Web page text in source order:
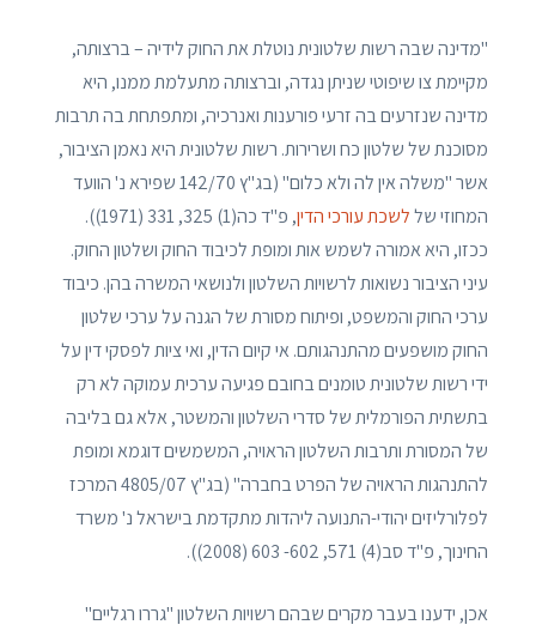
"מדינה שבה רשות שלטונית נוטלת את החוק לידיה – ברצותה,
מקיימת צו שיפוטי שניתן נגדה, וברצותה מתעלמת ממנו, היא
מדינה שנזרעים בה זרעי פורענות ואנרכיה, ומתפתחת בה תרבות
מסוכנת של שלטון כח ושרירות. רשות שלטונית היא נאמן הציבור,
אשר "משלה אין לה ולא כלום" (בג"ץ 142/70 שפירא נ' הוועד
המחוזי שללשכת עורכי הדין
, פ"ד כה(1) 325, 331 (1971)).
ככזו, היא אמורה לשמש אות ומופת לכיבוד החוק ושלטון החוק.
עיני הציבור נשואות לרשויות השלטון ולנושאי המשרה בהן. כיבוד
ערכי החוק והמשפט, ופיתוח מסורת של הגנה על ערכי שלטון
החוק מושפעים מהתנהגותם. אי קיום הדין, ואי ציות לפסקי דין על
ידי רשות שלטונית טומנים בחובם פגיעה ערכית עמוקה לא רק
בתשתית הפורמלית של סדרי השלטון והמשטר, אלא גם בליבה
של המסורת ותרבות השלטון הראויה, המשמשים דוגמא ומופת
להתנהגות הראויה של הפרט בחברה" (בג"ץ 4805/07 המרכז
לפלורליזים יהודי-התנועה ליהדות מתקדמת בישראל נ' משרד
החינוך, פ"ד סב(4) 571, 602- 603 (2008)).
אכן, ידענו בעבר מקרים שבהם רשויות השלטון "גררו רגליים"